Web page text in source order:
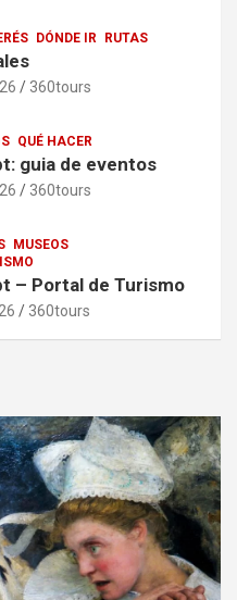
DÓNDE IR RUTAS
360tours
QUÉ HACER
guia de eventos
360tours
MUSEOS
– Portal de Turismo
360tours